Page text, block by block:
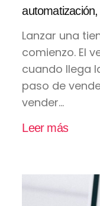
Lanzar una
comienzo. El
cuando llega
paso de
vender...
Leer más